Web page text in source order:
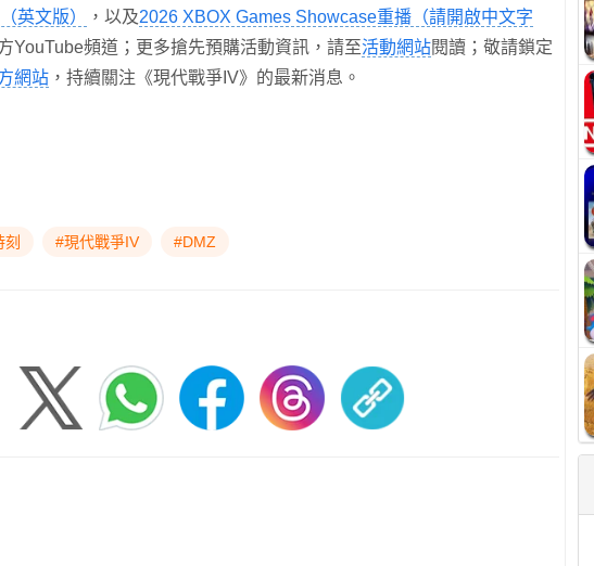
英文版）
，以及2026 XBOX Games Showcase重播（請開啟中文字
YouTube頻道；更多搶先預購活動資訊，請至活動網站閱讀；敬請鎖定
網站 ，持續關注《現代戰爭IV》的最新消息。
刻 #現代戰爭IV #DMZ